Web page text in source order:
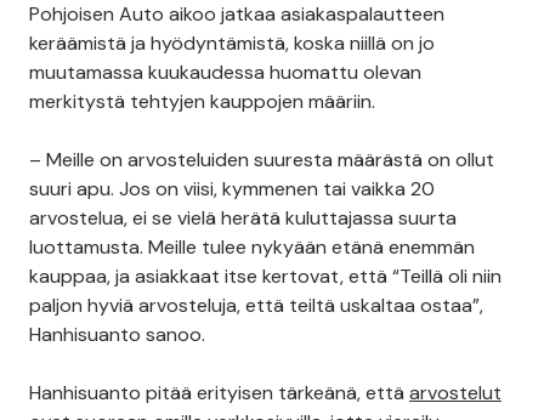
Pohjoisen Auto aikoo jatkaa asiakaspalautteen
keräämistä ja hyödyntämistä, koska niillä on jo
muutamassa kuukaudessa huomattu olevan
merkitystä tehtyjen kauppojen määriin.
– Meille on arvosteluiden suuresta määrästä on ollut
suuri apu. Jos on viisi, kymmenen tai vaikka 20
arvostelua, ei se vielä herätä kuluttajassa suurta
luottamusta. Meille tulee nykyään etänä enemmän
kauppaa, ja asiakkaat itse kertovat, että “Teillä oli niin
paljon hyviä arvosteluja, että teiltä uskaltaa ostaa”,
Hanhisuanto sanoo.
Hanhisuanto pitää erityisen tärkeänä, että arvostelut